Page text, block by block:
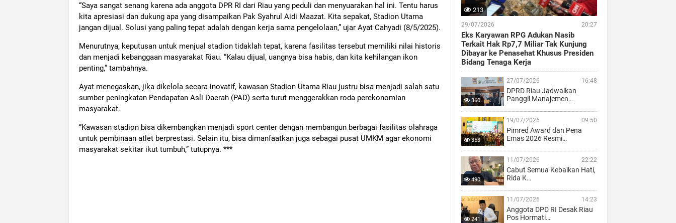
“Saya sangat senang karena ada anggota DPR RI dari Riau yang peduli dan menyuarakan hal ini. Tentu harus
kita apresiasi dan dukung apa yang disampaikan Pak Syahrul Aidi Maazat. Kita sepakat, Stadion Utama
jangan dijual. Solusi yang paling tepat adalah dengan kerja sama pengelolaan,” ujar Ayat Cahyadi (8/5/2025).
Menurutnya, keputusan untuk menjual stadion tidaklah tepat, karena fasilitas tersebut memiliki nilai historis
dan menjadi kebanggaan masyarakat Riau. “Kalau dijual, uangnya bisa habis, dan kita kehilangan ikon
penting,” tambahnya.
Ayat menegaskan, jika dikelola secara inovatif, kawasan Stadion Utama Riau justru bisa menjadi salah satu
sumber peningkatan Pendapatan Asli Daerah (PAD) serta turut menggerakkan roda perekonomian
masyarakat.
“Kawasan stadion bisa dikembangkan menjadi sport center dengan membangun berbagai fasilitas olahraga
untuk pembinaan atlet berprestasi. Selain itu, bisa dimanfaatkan juga sebagai pusat UMKM agar ekonomi
masyarakat sekitar ikut tumbuh,” tutupnya. ***
213
29/07/2026 20:27
Eks Karyawan RPG Adukan Nasib
Terkait Hak Rp7,7 Miliar Tak Kunjung
Dibayar ke Penasehat Khusus Presiden
Bidang Tenaga Kerja
360
27/07/2026 16:48
DPRD Riau Jadwalkan
Panggil Manajemen…
353
19/07/2026 09:50
Pimred Award dan Pena
Emas 2026 Resmi…
490
11/07/2026 22:22
Cabut Semua Kebaikan Hati,
Rida K…
241
11/07/2026 14:23
Anggota DPD RI Desak Riau
Pos Hormati…